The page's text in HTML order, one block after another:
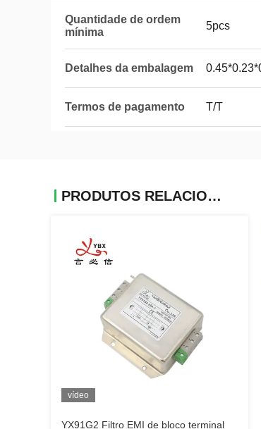
Quantidade de ordem
mínima
5pcs
Detalhes da embalagem
Termos de pagamento T/T
PRODUTOS RELACIONADOS
vídeo
YX91G2 Filtro EMI de bloco terminal